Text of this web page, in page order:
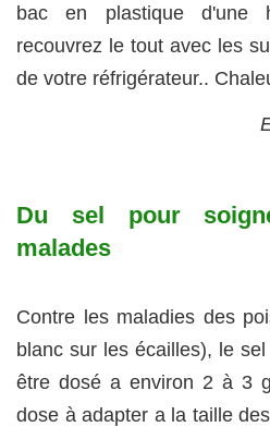
bac en plastique d'une
recouvrez le tout avec les
de votre réfrigérateur..
Du sel pour
malades
Contre les maladies des
blanc sur les écailles), le
être dosé a environ 2 à 3
dose à adapter a la taille